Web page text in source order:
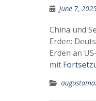
June 7,
China und
Erden:
Erden an
mit